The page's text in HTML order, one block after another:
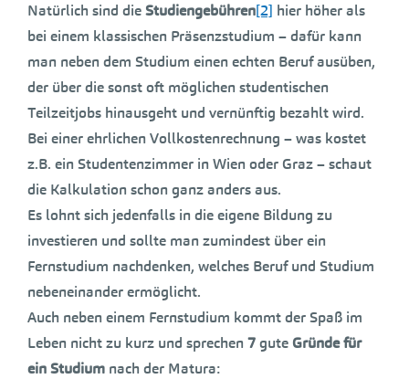
Natürlich sind dieStudiengebühren[2] hier höher als
bei einem klassischen Präsenzstudium – dafür kann
man neben dem Studium einen echten Beruf ausüben,
der über die sonst oft möglichen studentischen
Teilzeitjobs hinausgeht und vernünftig bezahlt wird.
Bei einer ehrlichen Vollkostenrechnung – was kostet
z.B. ein Studentenzimmer in Wien oder Graz – schaut
die Kalkulation schon ganz anders aus.
Es lohnt sich jedenfalls in die eigene Bildung zu
investieren und sollte man zumindest über ein
Fernstudium nachdenken, welches Beruf und Studium
nebeneinander ermöglicht.
Auch neben einem Fernstudium kommt der Spaß im
Leben nicht zu kurz und sprechen 7gute Gründe für
ein Studium nach der Matura: